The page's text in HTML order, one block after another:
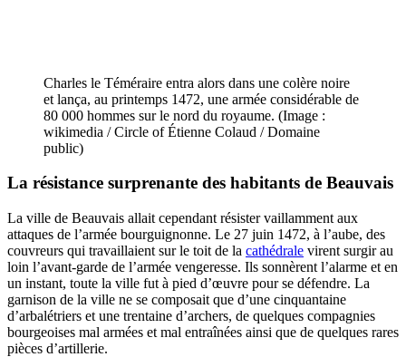
Charles le Téméraire entra alors dans une colère noire
et lança, au printemps 1472, une armée considérable de
80 000 hommes sur le nord du royaume. (Image :
wikimedia / Circle of Étienne Colaud / Domaine
public)
La résistance surprenante des habitants de Beauvais
La ville de Beauvais allait cependant résister vaillamment aux
attaques de l’armée bourguignonne. Le 27 juin 1472, à l’aube, des
couvreurs qui travaillaient sur le toit de la cathédrale virent surgir au
loin l’avant-garde de l’armée vengeresse. Ils sonnèrent l’alarme et en
un instant, toute la ville fut à pied d’œuvre pour se défendre. La
garnison de la ville ne se composait que d’une cinquantaine
d’arbalétriers et une trentaine d’archers, de quelques compagnies
bourgeoises mal armées et mal entraînées ainsi que de quelques rares
pièces d’artillerie.